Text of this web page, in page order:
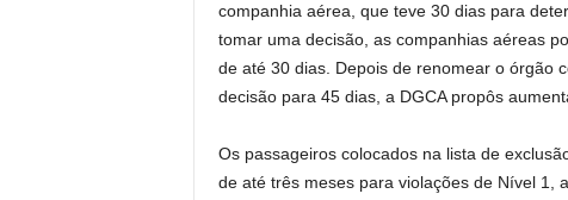
companhia aérea, que teve 30 dias para
tomar uma decisão, as companhias aéreas
de até 30 dias. Depois de renomear o órgão
decisão para 45 dias, a DGCA propôs
Os passageiros colocados na lista de
de até três meses para violações de Nível 1,